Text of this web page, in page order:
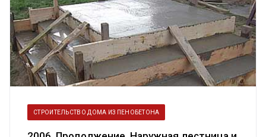
СТРОИТЕЛЬСТВО ДОМА ИЗ ПЕНОБЕТОНА